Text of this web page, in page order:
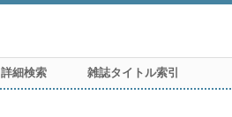
詳細検索 雑誌タイトル索引